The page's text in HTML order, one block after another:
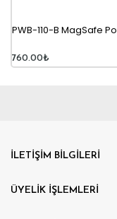
PWB-110-B MagSafe
760.00₺
İLETIŞIM BILGILERI
ÜYELIK İŞLEMLERI